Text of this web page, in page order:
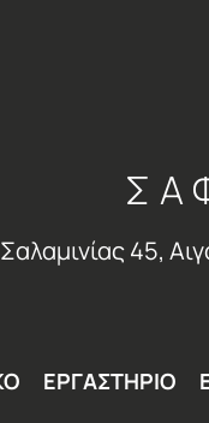
Σαλαμινίας 45,
ΕΡΓΑΣΤΗΡΙΟ